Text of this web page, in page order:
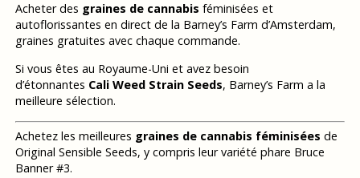
Acheter des graines de cannabis féminisées et
autoflorissantes en direct de la Barney’s Farm d’Amsterdam,
graines gratuites avec chaque commande.
Si vous êtes au Royaume-Uni et avez besoin
d’étonnantes Cali Weed Strain Seeds, Barney’s Farm a la
meilleure sélection.
Achetez les meilleures graines de cannabis féminisées de
Original Sensible Seeds, y compris leur variété phare Bruce
Banner #3.